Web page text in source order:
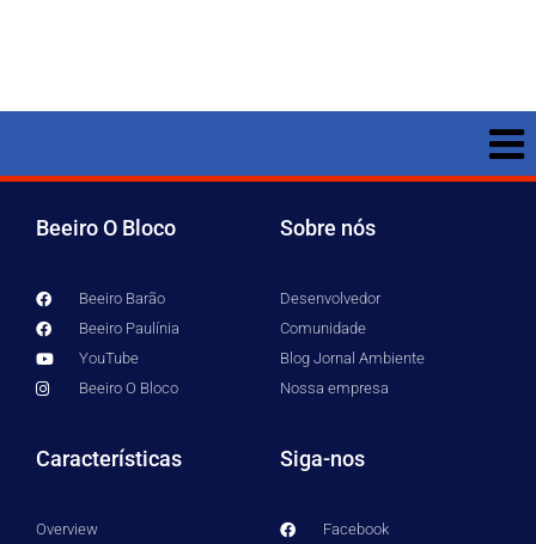
Beeiro O Bloco
Beeiro Barão
Beeiro Paulínia
YouTube
Beeiro O Bloco
Sobre nós
Desenvolvedor
Comunidade
Blog Jornal Ambiente
Nossa empresa
Características
Overview
Siga-nos
Facebook